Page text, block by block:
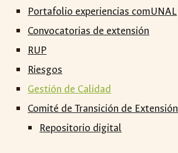
Portafolio experiencias comUNAL
Convocatorias de extensión
RUP
Riesgos
Gestión de Calidad
Comité de Transición de Extensión
Repositorio digital